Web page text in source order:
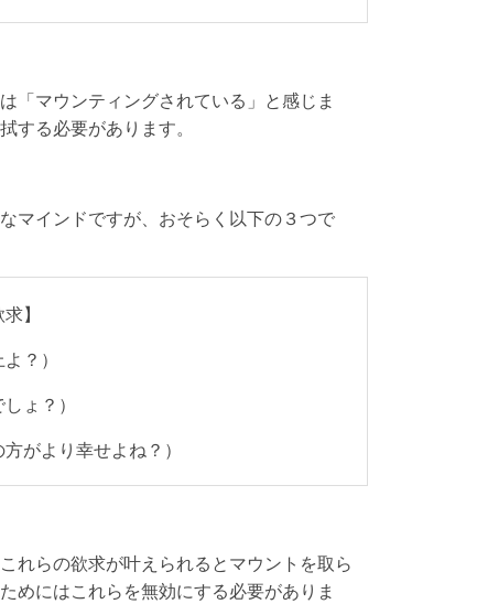
「マウンティングされている」と感じま
する必要があります。
マインドですが、おそらく以下の３つで
】
？）
ょ？）
がより幸せよね？）
れらの欲求が叶えられるとマウントを取ら
めにはこれらを無効にする必要がありま